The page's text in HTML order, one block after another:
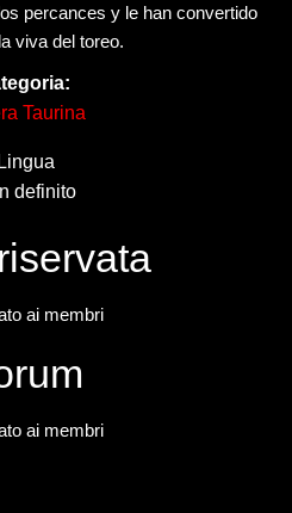
percances y le han convertido
viva del toreo.
Taurina
Lingua
definito
ai membri
ai membri